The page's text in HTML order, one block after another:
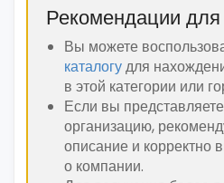
Рекомендации для
Вы можете
каталогудля
в этой категории или
Если вы
организацию,
описание и корректно
о компании.